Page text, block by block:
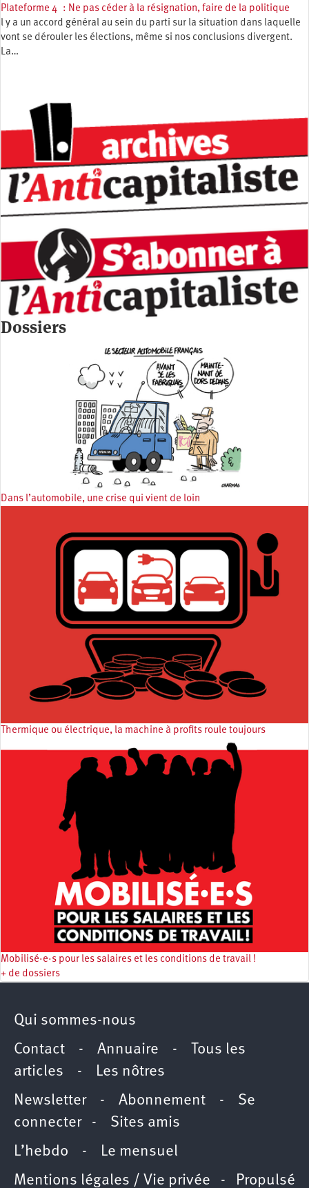
Plateforme 4 : Ne pas céder à la résignation, faire de la politique
l y a un accord général au sein du parti sur la situation dans laquelle
vont se dérouler les élections, même si nos conclusions divergent.
La…
Dossiers
Dans l’automobile, une crise qui vient de loin
Thermique ou électrique, la machine à profits roule toujours
Mobilisé·e·s pour les salaires et les conditions de travail !
+ de dossiers
Qui sommes-nous
Contact - Annuaire -
Tous les
articles - Les nôtres
Newsletter- Abonnement - Se
connecter- Sites amis
L’hebdo - Le mensuel
Mentions légales / Vie privée - Propulsé